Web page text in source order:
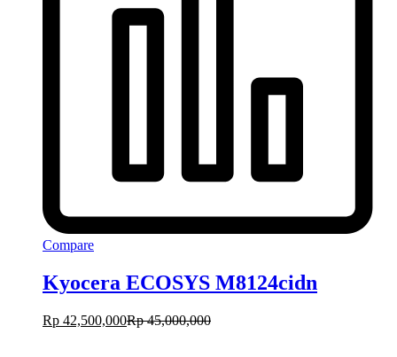
Compare
Kyocera ECOSYS M8124cidn
Rp 42,500,000Rp45,000,000